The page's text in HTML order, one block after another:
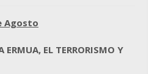
Agosto
ERMUA, EL TERRORISMO Y